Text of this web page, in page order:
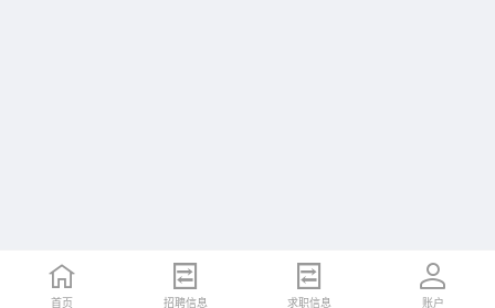
首页 招聘信息 求职信息 账户